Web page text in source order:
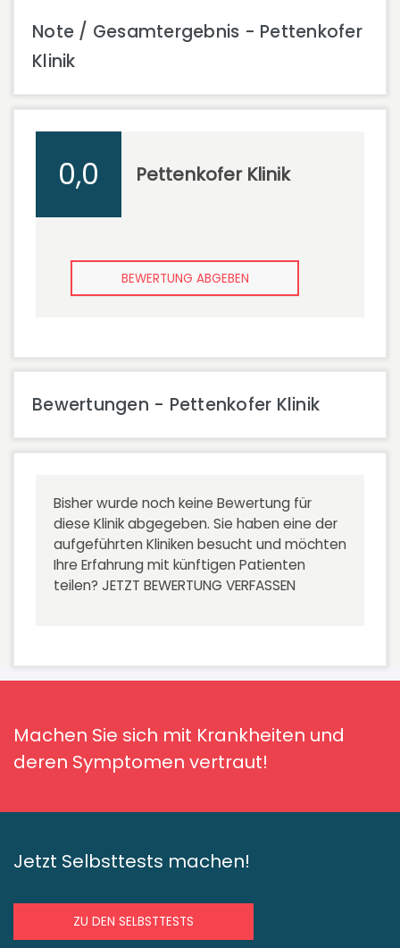
Note / Gesamtergebnis - Pettenkofer
Klinik
0,0 Pettenkofer Klinik
BEWERTUNG ABGEBEN
Bewertungen - Pettenkofer Klinik
Bisher wurde noch keine Bewertung für
diese Klinik abgegeben. Sie haben eine der
aufgeführten Kliniken besucht und möchten
Ihre Erfahrung mit künftigen Patienten
teilen? JETZT BEWERTUNG VERFASSEN
Machen Sie sich mit Krankheiten und
deren Symptomen vertraut!
Jetzt Selbsttests machen!
ZU DEN SELBSTTESTS